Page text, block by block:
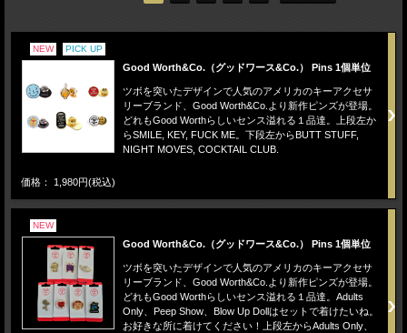
NEW PICK UP
Good Worth&Co.（グッドワース&Co.） Pins 1個単位
ツボを突いたデザインで人気のアメリカのキーアクセサ
リーブランド、Good Worth&Co.より新作ピンズが登場。
どれもGood Worthらしいセンス溢れる１品達。上段左か
らSMILE, KEY, FUCK ME。下段左からBUTT STUFF,
NIGHT MOVES, COCKTAIL CLUB.
価格： 1,980円(税込)
NEW
Good Worth&Co.（グッドワース&Co.） Pins 1個単位
ツボを突いたデザインで人気のアメリカのキーアクセサ
リーブランド、Good Worth&Co.より新作ピンズが登場。
どれもGood Worthらしいセンス溢れる１品達。Adults
Only、Peep Show、Blow Up Dollはセットで着けたいね。
お好きな所に着けてください！上段左からAdults Only、